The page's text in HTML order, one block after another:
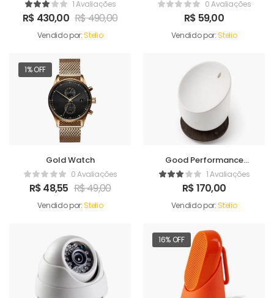
1 Avaliações
R$ 430,00 R$490,00
Vendido por:Stelio
0 Avaliações
R$ 59,00
Vendido por:Stelio
1% OFF
Gold Watch
0 Avaliações
R$48,55 R$49,00
Vendido por:Stelio
Good Performance
Humidifer1 Avaliações
R$170,00
Vendido por:Stelio
16% OFF